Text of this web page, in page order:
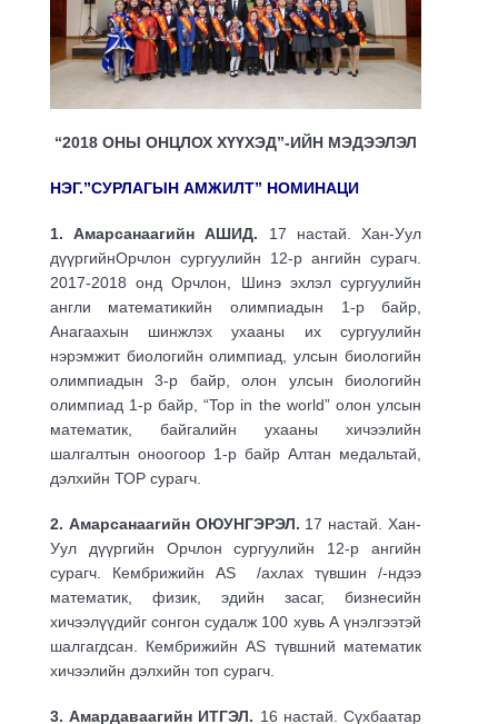
“2018 ОНЫ ОНЦЛОХ ХҮҮХЭД”-ИЙН МЭДЭЭЛЭЛ
НЭГ.”СУРЛАГЫН АМЖИЛТ” НОМИНАЦИ
1. Амарсанаагийн АШИД. 17 настай. Хан-Уул
дүүргийнОрчлон сургуулийн 12-р ангийн сурагч.
2017-2018 онд Орчлон, Шинэ эхлэл сургуулийн
англи математикийн олимпиадын 1-р байр,
Анагаахын шинжлэх ухааны их сургуулийн
нэрэмжит биологийн олимпиад, улсын биологийн
олимпиадын 3-р байр, олон улсын биологийн
олимпиад 1-р байр, “Top in the world” олон улсын
математик, байгалийн ухааны хичээлийн
шалгалтын оноогоор 1-р байр Алтан медальтай,
дэлхийн ТОР сурагч.
2. Амарсанаагийн ОЮУНГЭРЭЛ. 17 настай. Хан-
Уул дүүргийн Орчлон сургуулийн 12-р ангийн
сурагч. Кембрижийн AS /ахлах түвшин /-ндээ
математик, физик, эдийн засаг, бизнесийн
хичээлүүдийг сонгон судалж 100 хувь А үнэлгээтэй
шалгагдсан. Кембрижийн AS түвшний математик
хичээлийн дэлхийн топ сурагч.
3. Амардаваагийн ИТГЭЛ. 16 настай. Сүхбаатар